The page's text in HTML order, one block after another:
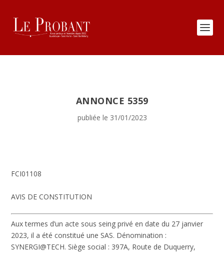
ANNONCE 5359
publiée le 31/01/2023
FCI01108
AVIS DE CONSTITUTION
Aux termes d’un acte sous seing privé en date du 27 janvier
2023, il a été constitué une SAS. Dénomination :
SYNERGI@TECH. Siège social : 397A, Route de Duquerry,